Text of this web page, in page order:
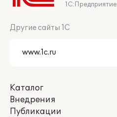
1С:Предприятие
Другие сайты 1С
Каталог
Внедрения
Публикации